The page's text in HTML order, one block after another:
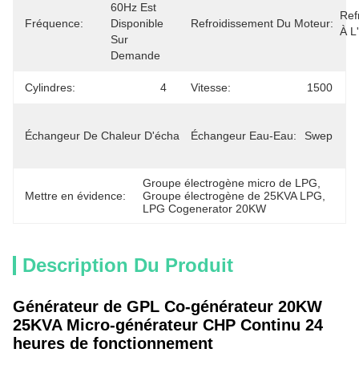
Fréquence:
60Hz Est
Disponible
Sur
Demande
Refroidissement Du Moteur:
À
Cylindres: 4 Vitesse: 1500
Échangeur De Chaleur D'échappement: Plein Acier
Échangeur Eau-Eau: Swep
Mettre en évidence:
Groupe électrogène micro de LPG
Groupe électrogène de 25KVA LPG
LPG Cogenerator 20KW
Description Du Produit
Générateur de GPL Co-générateur 20KW
25KVA Micro-générateur CHP Continu 24
heures de fonctionnement